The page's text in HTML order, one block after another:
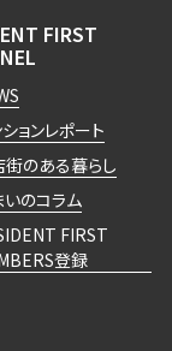
フリーレント
ペット可
コンシェルジュ付き
ブランドマンション
FIRST
ョンレポート
街のある暮らし
のコラム
FIRST
登録